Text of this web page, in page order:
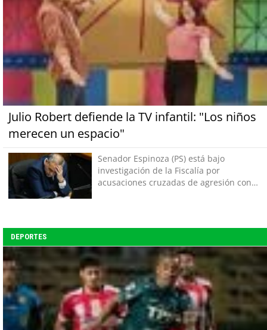
Julio Robert defiende la TV infantil: "Los niños
merecen un espacio"
Senador Espinoza (PS) está bajo
investigación de la Fiscalía por
acusaciones cruzadas de agresión con
DEPORTES